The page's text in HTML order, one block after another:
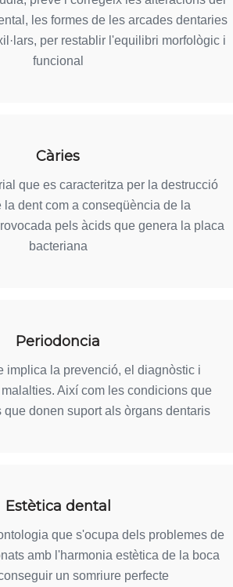
les formes de les arcades dentaries
per restablir l'equilibri morfològic i
funcional
Càries
que es caracteritza per la destrucció
la dent com a conseqüència de la
pels àcids que genera la placa
bacteriana
Periodoncia
implica la prevenció, el diagnòstic i
Així com les condicions que
que donen suport als òrgans dentaris
Estètica dental
que s'ocupa dels problemes de
amb l'harmonia estètica de la boca
un somriure perfecte